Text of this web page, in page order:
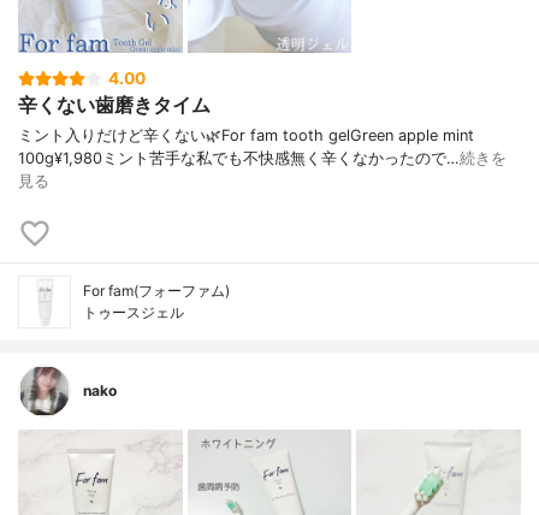
4.00
辛くない歯磨きタイム
ミント入りだけど辛くない🌿For fam tooth gelGreen apple mint
100g¥1,980ミント苦手な私でも不快感無く辛くなかったので…続きを
見る
For fam(フォーファム)
トゥースジェル
nako